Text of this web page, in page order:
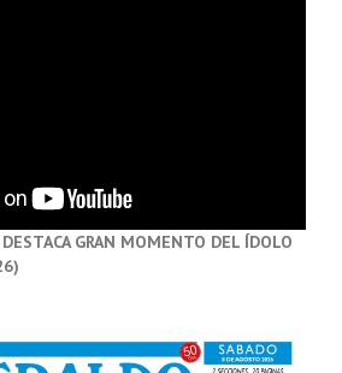
DESTACA GRAN MOMENTO DEL ÍDOLO